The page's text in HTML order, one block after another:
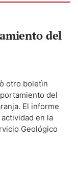
del
otro boletìn
del
El informe
en la
Geológico